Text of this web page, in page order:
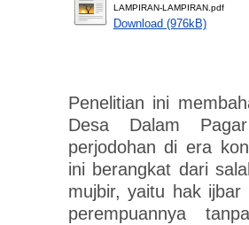
LAMPIRAN-LAMPIRAN.pdf
Download (976kB)
Penelitian ini
Desa Dalam
perjodohan di era
ini berangkat dari
mujbir, yaitu hak
perempuannya